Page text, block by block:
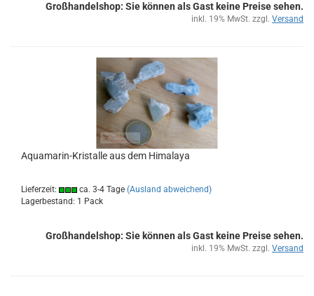
Großhandelshop: Sie können als Gast keine Preise sehen.
inkl. 19% MwSt. zzgl. Versand
Aquamarin-​​Kris­tal­le aus dem Hi­ma­la­ya
Lieferzeit: ca. 3-4 Tage (Ausland abweichend)
Lagerbestand: 1 Pack
Großhandelshop: Sie können als Gast keine Preise sehen.
inkl. 19% MwSt. zzgl. Versand